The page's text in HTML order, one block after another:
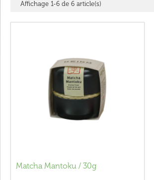
Affichage 1-6 de 6 article(s)
Matcha Mantoku / 30g